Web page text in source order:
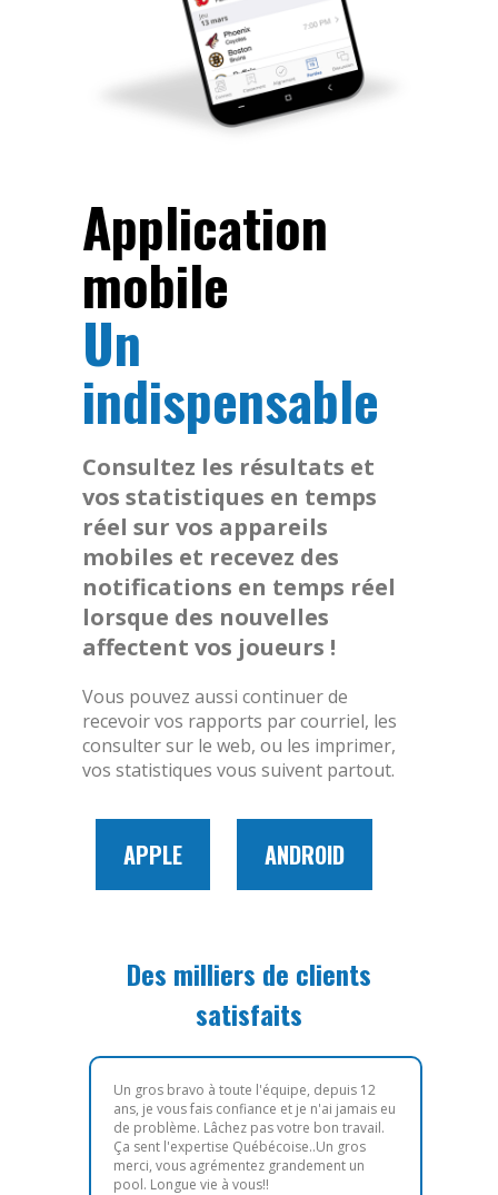
Application
mobile
Un
indispensable
Consultez les résultats et
vos statistiques en temps
réel sur vos appareils
mobiles et recevez des
notifications en temps réel
lorsque des nouvelles
affectent vos joueurs !
Vous pouvez aussi continuer de
recevoir vos rapports par courriel, les
consulter sur le web, ou les imprimer,
vos statistiques vous suivent partout.
APPLE ANDROID
Des milliers de clients
satisfaits
Un gros bravo à toute l'équipe, depuis 12
ans, je vous fais confiance et je n'ai jamais eu
de problème. Lâchez pas votre bon travail.
Ça sent l'expertise Québécoise..Un gros
merci, vous agrémentez grandement un
pool. Longue vie à vous!!